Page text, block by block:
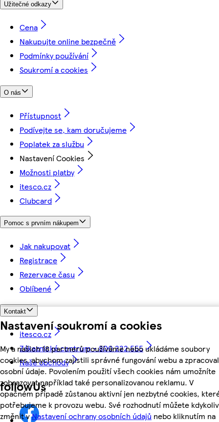
Nastavení soukromí a cookies
My a našich 18 partnerů používáme nebo ukládáme soubory
cookies, abychom zajistili správné fungování webu a
osobní údaje. Povolením použití všech cookies nám umožníte
zobrazovat například také personalizovanou reklamu. V
opačném případě zůstanou aktivní jen nezbytné cookies,
potřebujeme k provozu webu. Své rozhodnutí můžete kdykoliv
změnit vNastavení ochrany osobních údajů nebo kliknutím na
Užitečné odkazy
Cena
Nakupujte online bezpečně
Podmínky používání
Soukromí a cookies
O nás
Přístupnost
Podívejte se, kam doručujeme
Poplatek za službu
Nastavení Cookies
Možnosti platby
itesco.cz
Clubcard
Pomoc s prvním nákupem
Jak nakupovat
Registrace
Rezervace času
Oblíbené
Kontakt
itesco.cz
Zákaznické centrum - 800 222 555
Naše obchody
followUs